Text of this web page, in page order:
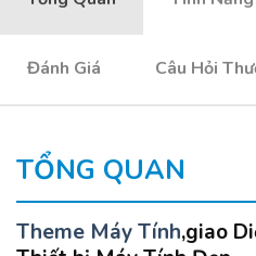
Đánh Giá Câu Hỏi
TỔNG QUAN
Theme Máy Tính,giao